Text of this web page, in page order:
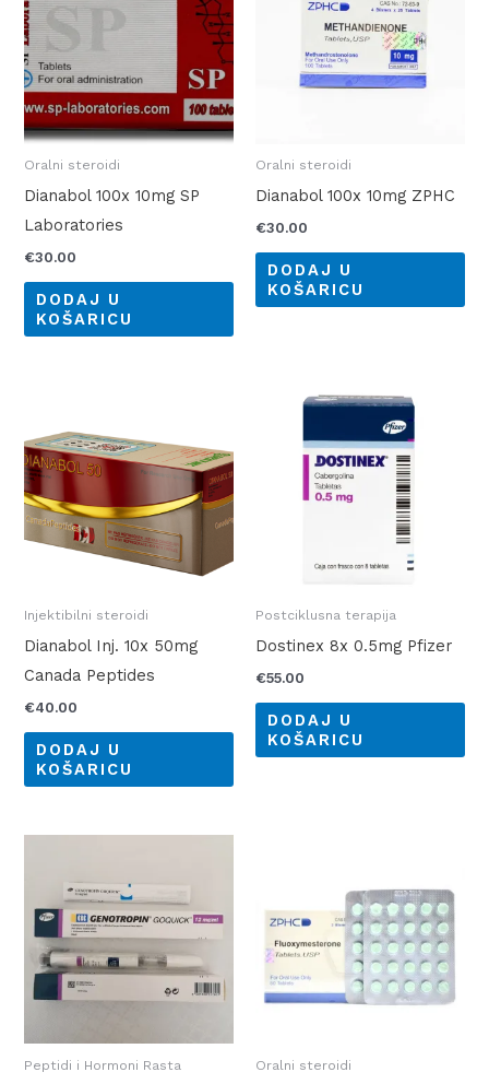
Oralni steroidi
Dianabol 100x 10mg SP
Laboratories
€30.00
DODAJ U
KOŠARICU
Oralni steroidi
Dianabol 100x 10mg ZPHC
€30.00
DODAJ U
KOŠARICU
Injektibilni steroidi
Dianabol Inj. 10x 50mg
Canada Peptides
€40.00
DODAJ U
KOŠARICU
Postciklusna terapija
Dostinex 8x 0.5mg Pfizer
€55.00
DODAJ U
KOŠARICU
Peptidi i Hormoni Rasta Oralni steroidi